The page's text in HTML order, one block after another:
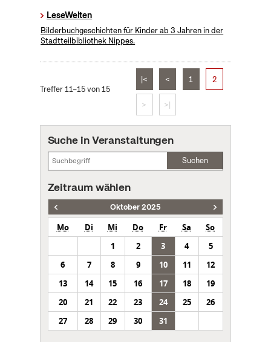
LeseWelten
Bilderbuchgeschichten für Kinder ab 3 Jahren in der
Stadtteilbibliothek Nippes.
Treffer 11–15 von 15
|< < 1 2
> >|
Suche in Veranstaltungen
Suchen
Zeitraum wählen
Oktober 2025
Mo Di Mi Do Fr Sa
So
1
2 3 4
5
6
7 8 9 10 11
12
13
14 15 16 17 18
19
20
21 22 23 24 25
26
27
28 29 30 31